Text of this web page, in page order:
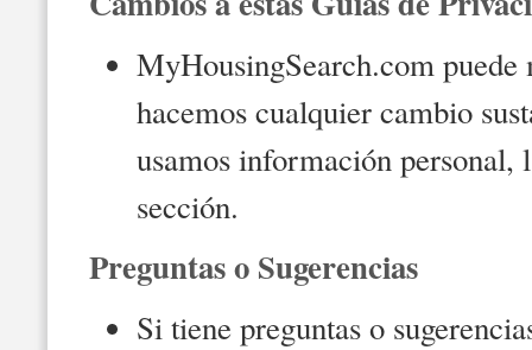
MyHousingSearch.com puede
hacemos cualquier cambio
usamos información personal,
sección.
Preguntas o Sugerencias
Si tiene preguntas o